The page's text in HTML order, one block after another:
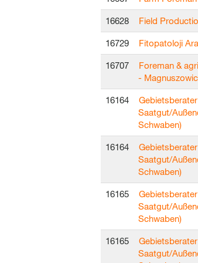
16628 Field
16729 Fitopatoloji
16707
Foreman &
-
16164
Saatgut/
Schwaben)
16164
Saatgut/
Schwaben)
16165
Saatgut/
Schwaben)
16165
Saatgut/